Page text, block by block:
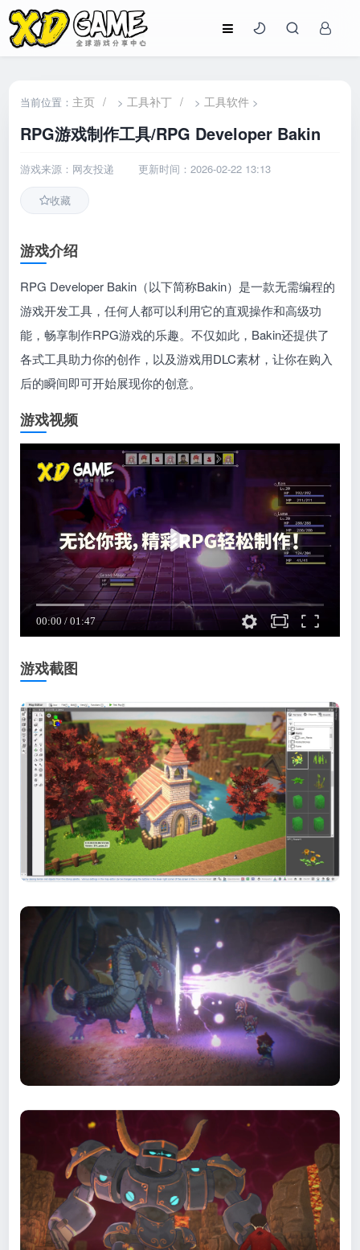
当前位置： 主页 / >工具补丁 / >工具软件 >
RPG游戏制作工具/RPG Developer Bakin
游戏来源：网友投递 更新时间：2026-02-22 13:13
收藏
游戏介绍
RPG Developer Bakin（以下简称Bakin）是一款无需编程的
游戏开发工具，任何人都可以利用它的直观操作和高级功
能，畅享制作RPG游戏的乐趣。不仅如此，Bakin还提供了
各式工具助力你的创作，以及游戏用DLC素材，让你在购入
后的瞬间即可开始展现你的创意。
游戏视频
游戏截图